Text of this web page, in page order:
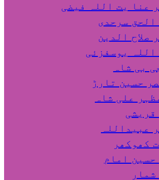
عنا یت اللہ فیضی
الحق سرحدی
صلاح الدین
اللہ یوسفزئی
بی شاہ
حسین تارڑ
علی شاہ
قریشی
عبیداللہ
کھوکھر
حسین امام
شمار